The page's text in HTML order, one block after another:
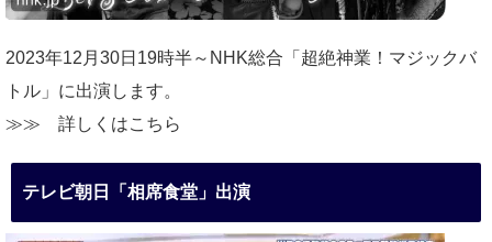
2023年12月30日19時半～NHK総合「超絶神業！マジックバ
トル」に出演します。
≫≫ 詳しくはこちら
テレビ朝日「相席食堂」出演